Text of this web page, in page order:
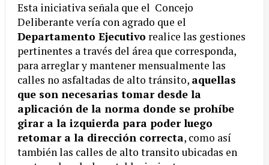
Esta iniciativa señala que el Concejo
Deliberante vería con agrado que el
Departamento Ejecutivo realice las gestiones
pertinentes a través del área que corresponda,
para arreglar y mantener mensualmente las
calles no asfaltadas de alto tránsito, aquellas
que son necesarias tomar desde la
aplicación de la norma donde se prohíbe
girar a la izquierda para poder luego
retomar a la dirección correcta, como así
también las calles de alto transito ubicadas en